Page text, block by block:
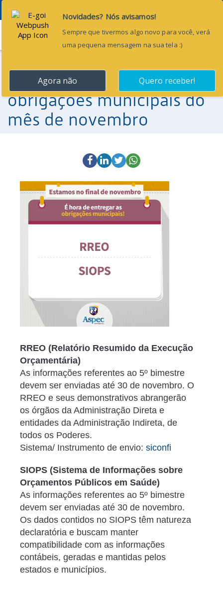
Menu
É hora de entregar as
obrigações municipais do
mês de novembro
RREO (Relatório Resumido da Execução
Orçamentária)
As informações referentes ao 5º bimestre
devem ser enviadas até 30 de novembro. O
RREO e seus demonstrativos abrangerão
os órgãos da Administração Direta e
entidades da Administração Indireta, de
todos os Poderes.
Sistema/ Instrumento de envio: siconfi
SIOPS (Sistema de Informações sobre
Orçamentos Públicos em Saúde)
As informações referentes ao 5º bimestre
devem ser enviadas até 30 de novembro.
Os dados contidos no SIOPS têm natureza
declaratória e buscam manter
compatibilidade com as informações
contábeis, geradas e mantidas pelos
estados e municípios.